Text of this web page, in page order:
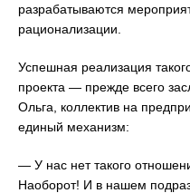
разрабатываются
рационализации.
Успешная реализация
проекта — прежде всего
Ольга, коллектив на
единый механизм:
— У нас нет такого
Наоборот! И в нашем